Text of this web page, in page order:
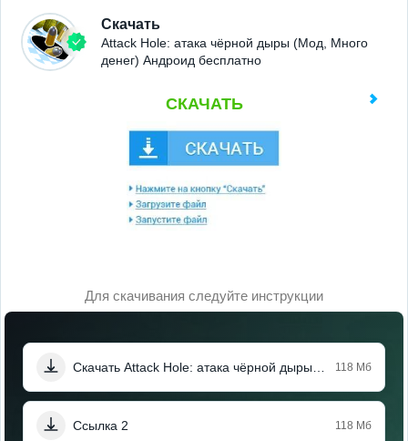
Скачать
Attack Hole: атака чёрной дыры (Мод, Много
денег) Андроид бесплатно
СКАЧАТЬ
Для скачивания следуйте инструкции
118 Мб
Ссылка 2 118 Мб